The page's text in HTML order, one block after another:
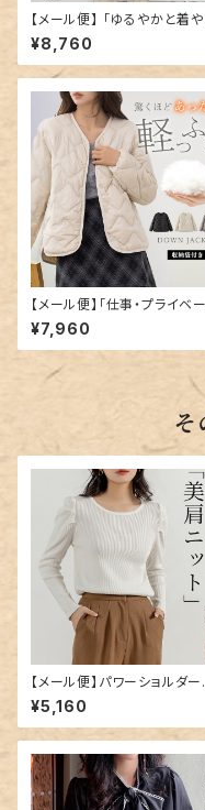
【メール便】 「ゆるやかと着やす
い」セットアップ ジャケット テ
ラード風／tops2403
¥8,760
【メール便】「仕事・プライベ
のお供に」ダウン キルティング
ジャケット アウター レディー
長袖／tops2328
¥7,960
そ
【メール便】パワーショルダー
ブニット／tops2095
¥5,160